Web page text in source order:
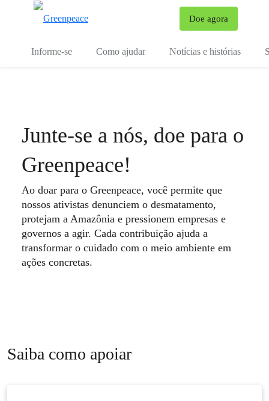
Doe agora
Informe-se Como ajudar Notícias e histórias
Junte-se a nós, doe para o
Greenpeace!
Ao doar para o Greenpeace, você permite que
nossos ativistas denunciem o desmatamento,
protejam a Amazônia e pressionem empresas e
governos a agir. Cada contribuição ajuda a
transformar o cuidado com o meio ambiente em
ações concretas.
Saiba como apoiar